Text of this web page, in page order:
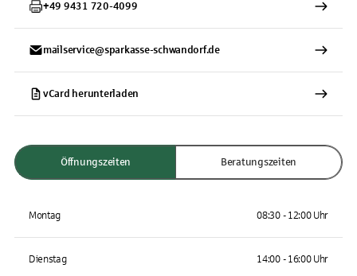
+49 9431 720-4099
mailservice@sparkasse-schwandorf.de
vCard herunterladen
Öffnungszeiten Beratungszeiten
Montag 08:30 - 12:00 Uhr
Dienstag 14:00 - 16:00 Uhr